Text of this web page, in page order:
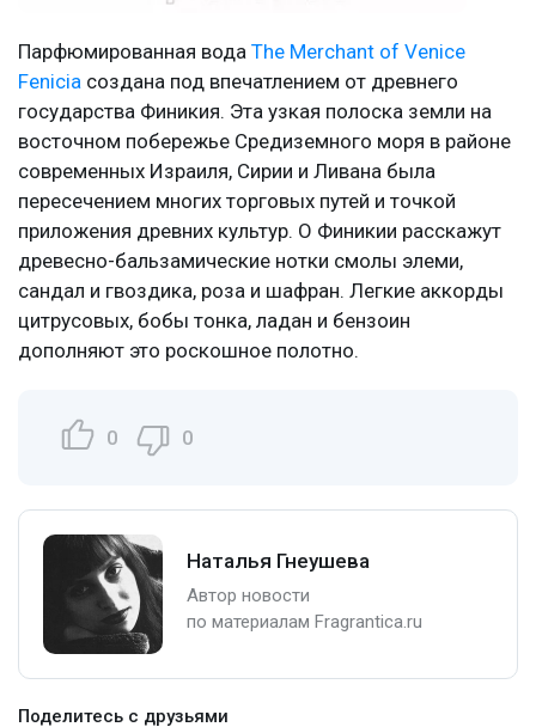
Парфюмированная вода The Merchant of Venice
Fenicia создана под впечатлением от древнего
государства Финикия. Эта узкая полоска земли на
восточном побережье Средиземного моря в районе
современных Израиля, Сирии и Ливана была
пересечением многих торговых путей и точкой
приложения древних культур. О Финикии расскажут
древесно-бальзамические нотки смолы элеми,
сандал и гвоздика, роза и шафран. Легкие аккорды
цитрусовых, бобы тонка, ладан и бензоин
дополняют это роскошное полотно.
0 0
Наталья Гнеушева
Автор новости
по материалам Fragrantica.ru
Поделитесь с друзьями